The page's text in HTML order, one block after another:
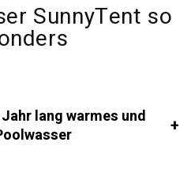
SunnyTent so
lang warmes und